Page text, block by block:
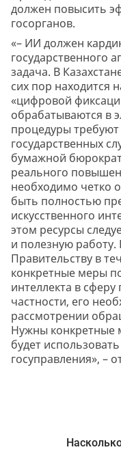
должен повысить
госорганов.
«– ИИ должен
государственного
задача. В
сих пор находится
«цифровой
обрабатываются в
процедуры
государственных
бумажной
реального
необходимо четко
быть полностью
искусственного
этом ресурсы
и полезную
Правительству в
конкретные меры
интеллекта в сферу
частности, его
рассмотрении
Нужны конкретные
будет
госуправления», –